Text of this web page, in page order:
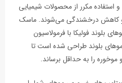
استفاده مکرر از محصولات شیمیایی
کاهش درخشندگی می‌شوند. ماسک
بلوند فولیکا با فرمولاسیون
بلوند طراحی شده است تا
را به حداقل برساند.